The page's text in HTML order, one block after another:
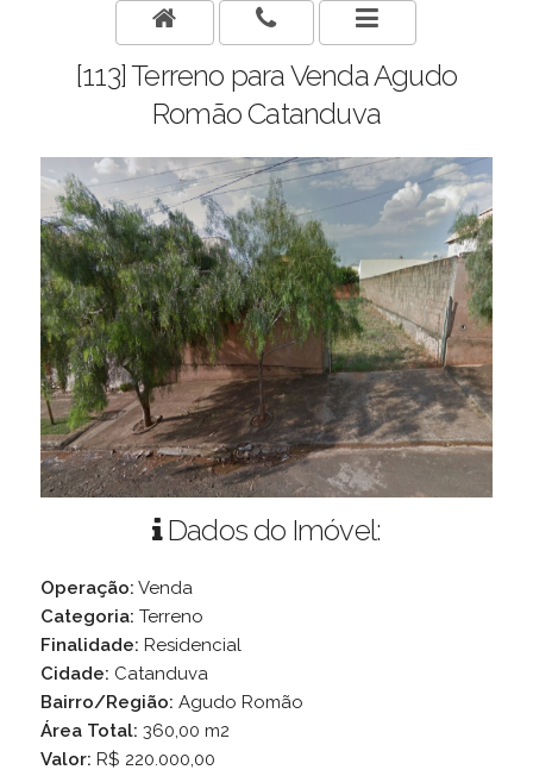
[113] Terreno para Venda Agudo
Romão Catanduva
Dados do Imóvel:
Operação: Venda
Categoria: Terreno
Finalidade: Residencial
Cidade: Catanduva
Bairro/Região: Agudo Romão
Área Total: 360,00 m2
Valor: R$ 220.000,00